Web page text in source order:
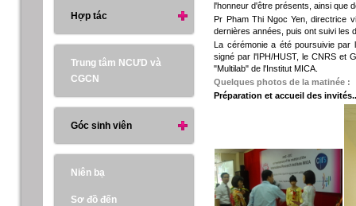
l'honneur d'être présents, ainsi que
Pr Pham Thi Ngoc Yen, directrice
dernières années, puis ont suivi les
La cérémonie a été poursuivie par
signé par l'IPH/HUST, le CNRS et
"Multilab" de l'Institut MICA.
Quelques photos de la matinée :
Préparation et accueil des
Hợp tác
Trung tâm NCƯD và
CGCN
Góc sinh viên
Niên bạ
Sơ đồ đến